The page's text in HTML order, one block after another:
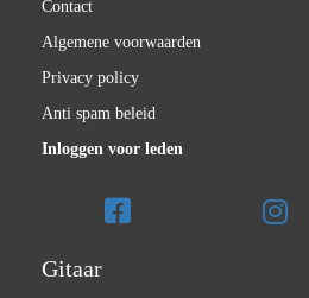
Contact
Algemene voorwaarden
Privacy policy
Anti spam beleid
Inloggen voor leden
Gitaar